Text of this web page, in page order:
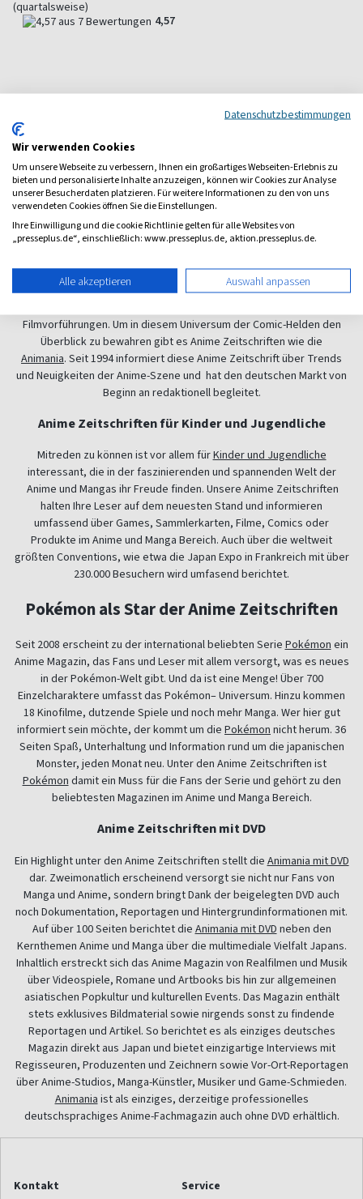
(quartalsweise)
4,57
Anime bezeichnet in Japan produzierte Zeichentrickfilme, passend
dazu gibt es Mangas, also japanische Comics. Sowohl Comic als auch
Film haben eine internationale Fangemeinde. Seit in
Europa Fernsehserien, darunter Sailor Moon, Pokemon und Dragon
Ball, liefen, hat dieser Teil er japanischen Kultur auch hierzulande eine
treffen sich auf sogenannten Anime- und Manga-Conventions. Diese
Conventions bieten dem Besucher Verkaufsstände, Workshops,
Filmvorführungen. Um in diesem Universum der Comic-Helden den
Überblick zu bewahren gibt es Anime Zeitschriften wie die
Animania. Seit 1994 informiert diese Anime Zeitschrift über Trends
und Neuigkeiten der Anime-Szene und hat den deutschen Markt von
Beginn an redaktionell begleitet.
Anime Zeitschriften für Kinder und Jugendliche
Mitreden zu können ist vor allem fürKinder und Jugendliche
interessant, die in der faszinierenden und spannenden Welt der
Anime und Mangas ihr Freude finden. Unsere Anime Zeitschriften
halten Ihre Leser auf dem neuesten Stand und informieren
umfassend über Games, Sammlerkarten, Filme, Comics oder
Produkte im Anime und Manga Bereich. Auch über die weltweit
größten Conventions, wie etwa die Japan Expo in Frankreich mit über
230.000 Besuchern wird umfasend berichtet.
Pokémon als Star der Anime Zeitschriften
Seit 2008 erscheint zu der international beliebten Serie Pokémon ein
Anime Magazin, das Fans und Leser mit allem versorgt, was es neues
in der Pokémon-Welt gibt. Und da ist eine Menge! Über 700
Einzelcharaktere umfasst das Pokémon– Universum. Hinzu kommen
18 Kinofilme, dutzende Spiele und noch mehr Manga. Wer hier gut
informiert sein möchte, der kommt um die Pokémon nicht herum. 36
Seiten Spaß, Unterhaltung und Information rund um die japanischen
Monster, jeden Monat neu. Unter den Anime Zeitschriften ist
Pokémon damit ein Muss für die Fans der Serie und gehört zu den
beliebtesten Magazinen im Anime und Manga Bereich.
Anime Zeitschriften mit DVD
Ein Highlight unter den Anime Zeitschriften stellt die Animania mit DVD
dar. Zweimonatlich erscheinend versorgt sie nicht nur Fans von
Manga und Anime, sondern bringt Dank der beigelegten DVD auch
noch Dokumentation, Reportagen und Hintergrundinformationen mit.
Auf über 100 Seiten berichtet die Animania mit DVD neben den
Kernthemen Anime und Manga über die multimediale Vielfalt Japans.
Inhaltlich erstreckt sich das Anime Magazin von Realfilmen und Musik
über Videospiele, Romane und Artbooks bis hin zur allgemeinen
asiatischen Popkultur und kulturellen Events. Das Magazin enthält
stets exklusives Bildmaterial sowie nirgends sonst zu findende
Reportagen und Artikel. So berichtet es als einziges deutsches
Magazin direkt aus Japan und bietet einzigartige Interviews mit
Regisseuren, Produzenten und Zeichnern sowie Vor-Ort-Reportagen
über Anime-Studios, Manga-Künstler, Musiker und Game-Schmieden.
Animania ist als einziges, derzeitige professionelles
deutschsprachiges Anime-Fachmagazin auch ohne DVD erhältlich.
Kontakt
Service
Datenschutzbestimmungen
Wir verwenden Cookies
Um unsere Webseite zu verbessern, Ihnen ein großartiges Webseiten-Erlebnis zu
bieten und personalisierte Inhalte anzuzeigen, können wir Cookies zur Analyse
unserer Besucherdaten platzieren. Für weitere Informationen zu den von uns
verwendeten Cookies öffnen Sie die Einstellungen.
Ihre Einwilligung und die cookie Richtlinie gelten für alle Websites von
„presseplus.de“, einschließlich: www.presseplus.de, aktion.presseplus.de.
Alle akzeptieren Auswahl anpassen